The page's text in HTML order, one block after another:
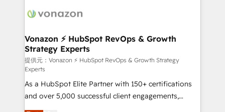
delà d’une simple transformation digitale et des
➤ L’intégration de CRM et de méthodologie RevOps
pour aligner les équipes marketing, commerciales et
support client (data migration, synchronisation API,
audit et maintenance) ➤ La création de sites internet
de conversion qui transforment les visiteurs en
opportunités d'affaires ➤ La mise en place de
stratégies d'acquisition marketing (SEO, SEA,
Vonazon ⚡ HubSpot RevOps & Growth
Strategy Experts
提供元：Vonazon ⚡ HubSpot RevOps & Growth Strategy
Experts
As a HubSpot Elite Partner with 150+ certifications
and over 5,000 successful client engagements,
Vonazon turns marketing complexity into